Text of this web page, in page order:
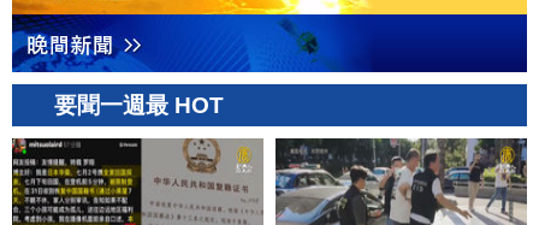
要聞一週最 HOT